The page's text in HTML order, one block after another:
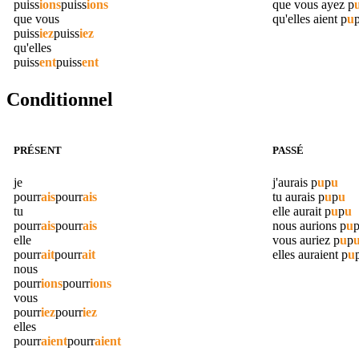
puissionspuissions
que vous
puissiezpuissiez
qu'elles
puissentpuissent
que vous ayez p
qu'elles aient pu
Conditionnel
PRÉSENT
je
pourraispourrais
tu
pourraispourrais
elle
pourraitpourrait
nous
pourrionspourrions
vous
pourriezpourriez
elles
pourraientpourraient
PASSÉ
j'aurais pupu
tu aurais pupu
elle aurait pupu
nous aurions pup
vous auriez pupu
elles auraient pu